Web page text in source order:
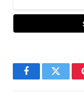
FacebookTwitter